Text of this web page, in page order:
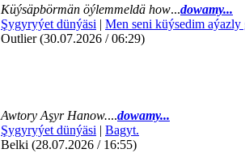
Küýsäpbörmän öýlemmeldä how...dowamy...
Şygyryýet dünýäsi | Men seni küýsedim
Outlier (30.07.2026 / 06:29)
Awtory Aşyr Hanow....dowamy...
Şygyryýet dünýäsi | Bagyt.
Belki (28.07.2026 / 16:55)